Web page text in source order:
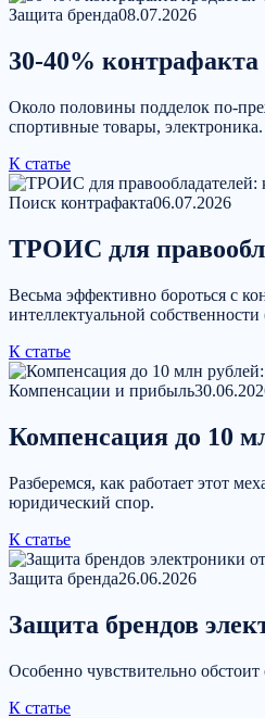
Защита бренда08.07.2026
30-40% контрафакта
Около половины подделок по-
спортивные товары, электроника.
К статье
Поиск контрафакта06.07.2026
ТРОИС для
Весьма эффективно бороться с
интеллектуальной
К статье
Компенсации и прибыль
Компенсация до 10
Разберемся, как работает этот
юридический спор.
К статье
Защита бренда26.06.2026
Защита брендов
Особенно чувствительно
К статье